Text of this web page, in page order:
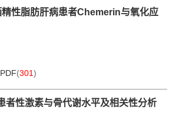
性脂肪肝病患者Chemerin与氧化应
PDF(301)
者性激素与骨代谢水平及相关性分析